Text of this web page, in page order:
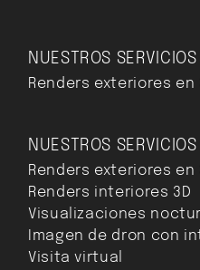
NUESTROS SERVICIOS
Renders exteriores en
NUESTROS SERVICIOS
Renders exteriores en
Renders interiores 3D
Visualizaciones
Imagen de dron con
Visita virtual